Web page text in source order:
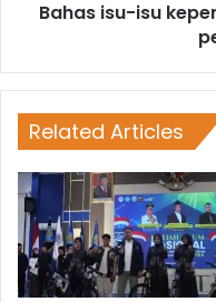
Bahas isu-isu
Related Articles